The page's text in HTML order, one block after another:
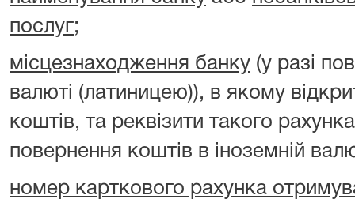
послуг;
місцезнаходження банку (у разі
валюті (латиницею)), в якому
коштів, та реквізити такого
повернення коштів в іноземній
номер карткового рахунка